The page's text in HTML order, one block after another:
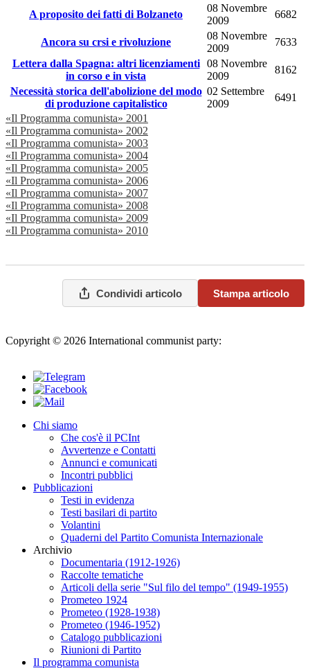
A proposito dei fatti di Bolzaneto
08 Novembre
2009
6682
Ancora su crsi e rivoluzione
08 Novembre
2009
7633
Lettera dalla Spagna: altri licenziamenti
in corso e in vista
08 Novembre
2009
8162
Necessità storica dell'abolizione del modo
di produzione capitalistico
02 Settembre
2009
6491
«Il Programma comunista» 2001
«Il Programma comunista» 2002
«Il Programma comunista» 2003
«Il Programma comunista» 2004
«Il Programma comunista» 2005
«Il Programma comunista» 2006
«Il Programma comunista» 2007
«Il Programma comunista» 2008
«Il Programma comunista» 2009
«Il Programma comunista» 2010
Condividi articolo Stampa articolo
Copyright © 2026 International communist party:
Chi siamo
Che cos'è il PCInt
Avvertenze e Contatti
Annunci e comunicati
Incontri pubblici
Pubblicazioni
Testi in evidenza
Testi basilari di partito
Volantini
Quaderni del Partito Comunista Internazionale
Archivio
Documentaria (1912-1926)
Raccolte tematiche
Articoli della serie "Sul filo del tempo" (1949-1955)
Prometeo 1924
Prometeo (1928-1938)
Prometeo (1946-1952)
Catalogo pubblicazioni
Riunioni di Partito
Il programma comunista